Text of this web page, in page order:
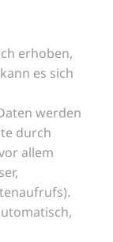
erhoben,
es sich
werden
durch
allem